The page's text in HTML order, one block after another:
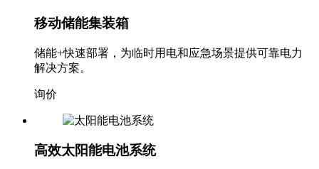
移动储能集装箱
储能+快速部署，为临时用电和应急场景提供可靠电力
解决方案。
询价
高效太阳能电池系统